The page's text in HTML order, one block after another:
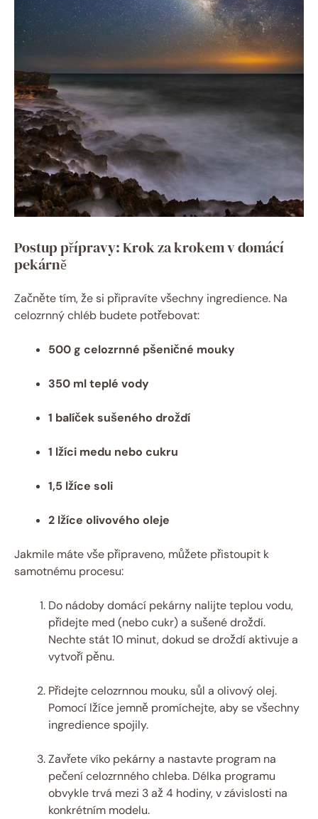
Postup přípravy: Krok za krokem v domácí
pekárně
Začněte tím, že si připravíte všechny ingredience. Na
celozrnný chléb budete potřebovat:
500 g celozrnné pšeničné mouky
350 ml teplé vody
1 balíček sušeného droždí
1 lžíci medu nebo cukru
1,5 lžíce soli
2 lžíce olivového oleje
Jakmile máte vše připraveno, můžete přistoupit k
samotnému procesu:
Do nádoby domácí pekárny nalijte teplou vodu,
přidejte med (nebo cukr) a sušené droždí.
Nechte stát 10 minut, dokud se droždí aktivuje a
vytvoří pěnu.
Přidejte celozrnnou mouku, sůl a olivový olej.
Pomocí lžíce jemně promíchejte, aby se všechny
ingredience spojily.
Zavřete víko pekárny a nastavte program na
pečení celozrnného chleba. Délka programu
obvykle trvá mezi 3 až 4 hodiny, v závislosti na
konkrétním modelu.